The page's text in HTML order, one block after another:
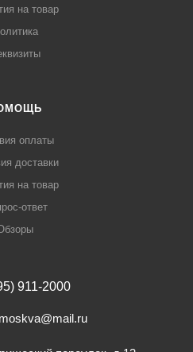
на товар
оплаты
доставки
на товар
ответ
911-2000